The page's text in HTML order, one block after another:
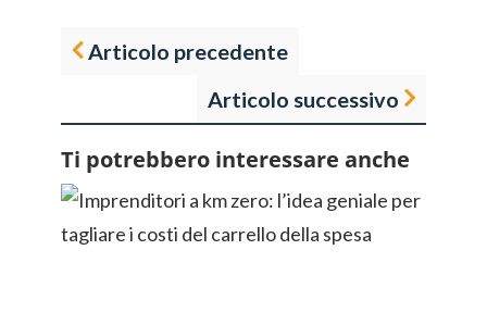
Articolo precedente
Articolo successivo
Ti potrebbero interessare anche